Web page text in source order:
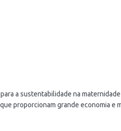
a sustentabilidade na
proporcionam grande economia e